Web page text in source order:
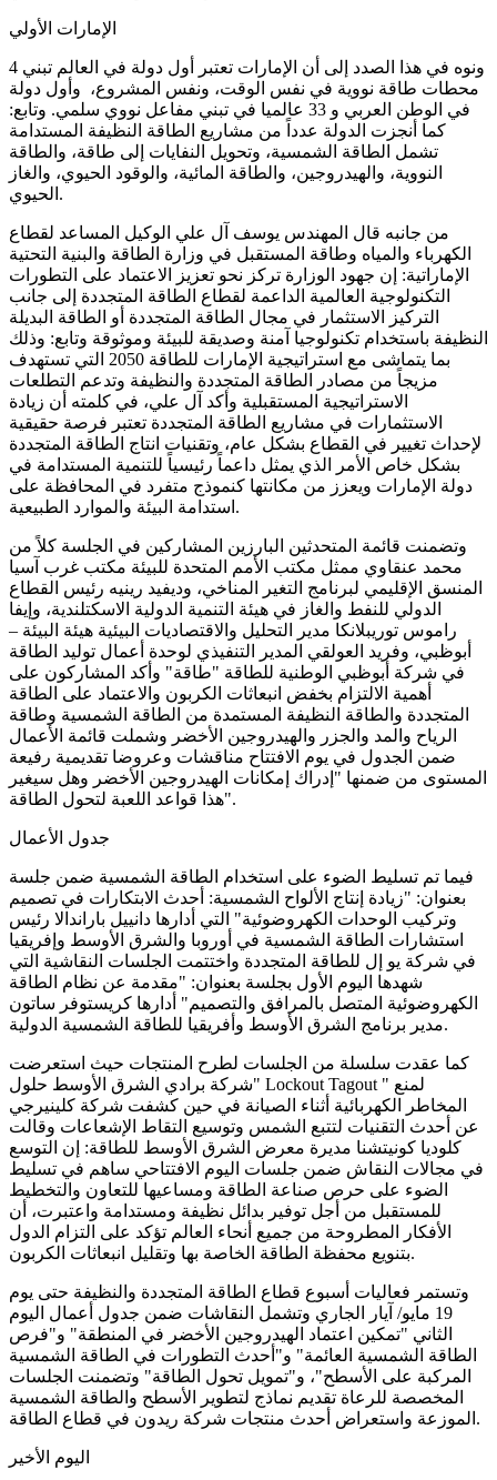
الإمارات الأولي
ونوه في هذا الصدد إلى أن الإمارات تعتبر أول دولة في العالم تبني 4
محطات طاقة نووية في نفس الوقت، ونفس المشروع، وأول دولة
في الوطن العربي و 33 عالميا في تبني مفاعل نووي سلمي. وتابع:
كما أنجزت الدولة عدداً من مشاريع الطاقة النظيفة المستدامة
تشمل الطاقة الشمسية، وتحويل النفايات إلى طاقة، والطاقة
النووية، والهيدروجين، والطاقة المائية، والوقود الحيوي، والغاز
الحيوي.
من جانبه قال المهندس يوسف آل علي الوكيل المساعد لقطاع
الكهرباء والمياه وطاقة المستقبل في وزارة الطاقة والبنية التحتية
الإماراتية: إن جهود الوزارة تركز نحو تعزيز الاعتماد على التطورات
التكنولوجية العالمية الداعمة لقطاع الطاقة المتجددة إلى جانب
التركيز الاستثمار في مجال الطاقة المتجددة أو الطاقة البديلة
النظيفة باستخدام تكنولوجيا آمنة وصديقة للبيئة وموثوقة وتابع: وذلك
بما يتماشى مع استراتيجية الإمارات للطاقة 2050 التي تستهدف
مزيجاً من مصادر الطاقة المتجددة والنظيفة وتدعم التطلعات
الاستراتيجية المستقبلية وأكد آل علي، في كلمته أن زيادة
الاستثمارات في مشاريع الطاقة المتجددة تعتبر فرصة حقيقية
لإحداث تغيير في القطاع بشكل عام، وتقنيات انتاج الطاقة المتجددة
بشكل خاص الأمر الذي يمثل داعماً رئيسياً للتنمية المستدامة في
دولة الإمارات ويعزز من مكانتها كنموذج متفرد في المحافظة على
استدامة البيئة والموارد الطبيعية.
وتضمنت قائمة المتحدثين البارزين المشاركين في الجلسة كلاً من
محمد عنقاوي ممثل مكتب الأمم المتحدة للبيئة مكتب غرب آسيا
المنسق الإقليمي لبرنامج التغير المناخي، وديفيد رينيه رئيس القطاع
الدولي للنفط والغاز في هيئة التنمية الدولية الاسكتلندية، وإيفا
راموس توريبلانكا مدير التحليل والاقتصاديات البيئية هيئة البيئة –
أبوظبي، وفريد العولقي المدير التنفيذي لوحدة أعمال توليد الطاقة
في شركة أبوظبي الوطنية للطاقة "طاقة" وأكد المشاركون على
أهمية الالتزام بخفض انبعاثات الكربون والاعتماد على الطاقة
المتجددة والطاقة النظيفة المستمدة من الطاقة الشمسية وطاقة
الرياح والمد والجزر والهيدروجين الأخضر وشملت قائمة الأعمال
ضمن الجدول في يوم الافتتاح مناقشات وعروضا تقديمية رفيعة
المستوى من ضمنها "إدراك إمكانات الهيدروجين الأخضر وهل سيغير
هذا قواعد اللعبة لتحول الطاقة".
جدول الأعمال
فيما تم تسليط الضوء على استخدام الطاقة الشمسية ضمن جلسة
بعنوان: "زيادة إنتاج الألواح الشمسية: أحدث الابتكارات في تصميم
وتركيب الوحدات الكهروضوئية" التي أدارها دانييل باراندالا رئيس
استشارات الطاقة الشمسية في أوروبا والشرق الأوسط وإفريقيا
في شركة يو إل للطاقة المتجددة واختتمت الجلسات النقاشية التي
شهدها اليوم الأول بجلسة بعنوان: "مقدمة عن نظام الطاقة
الكهروضوئية المتصل بالمرافق والتصميم" أدارها كريستوفر ساتون
مدير برنامج الشرق الأوسط وأفريقيا للطاقة الشمسية الدولية.
كما عقدت سلسلة من الجلسات لطرح المنتجات حيث استعرضت
شركة برادي الشرق الأوسط حلول" Lockout Tagout " لمنع
المخاطر الكهربائية أثناء الصيانة في حين كشفت شركة كلينيرجي
عن أحدث التقنيات لتتبع الشمس وتوسيع التقاط الإشعاعات وقالت
كلوديا كونيتشنا مديرة معرض الشرق الأوسط للطاقة: إن التوسع
في مجالات النقاش ضمن جلسات اليوم الافتتاحي ساهم في تسليط
الضوء على حرص صناعة الطاقة ومساعيها للتعاون والتخطيط
للمستقبل من أجل توفير بدائل نظيفة ومستدامة واعتبرت، أن
الأفكار المطروحة من جميع أنحاء العالم تؤكد على التزام الدول
بتنويع محفظة الطاقة الخاصة بها وتقليل انبعاثات الكربون.
وتستمر فعاليات أسبوع قطاع الطاقة المتجددة والنظيفة حتى يوم
19 مايو/ آيار الجاري وتشمل النقاشات ضمن جدول أعمال اليوم
الثاني "تمكين اعتماد الهيدروجين الأخضر في المنطقة" و"فرص
الطاقة الشمسية العائمة" و"أحدث التطورات في الطاقة الشمسية
المركبة على الأسطح"، و"تمويل تحول الطاقة" وتضمنت الجلسات
المخصصة للرعاة تقديم نماذج لتطوير الأسطح والطاقة الشمسية
الموزعة واستعراض أحدث منتجات شركة ريدون في قطاع الطاقة.
اليوم الأخير